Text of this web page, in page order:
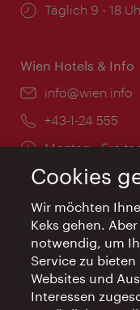
Öffnungszeiten:
Täglich 9 - 18
Wien Hotels & Info
Email:
info@wien.info
Telefon:
+43-1-24 555
Öffnungszeiten:
Montag -
Feiertags
AI Concierge Wien
Ort:
Öffnungszeiten:
Informationen
Cookies
Wir möchten
Keks gehen.
notwendig, um
Service zu
Websites und
Interessen